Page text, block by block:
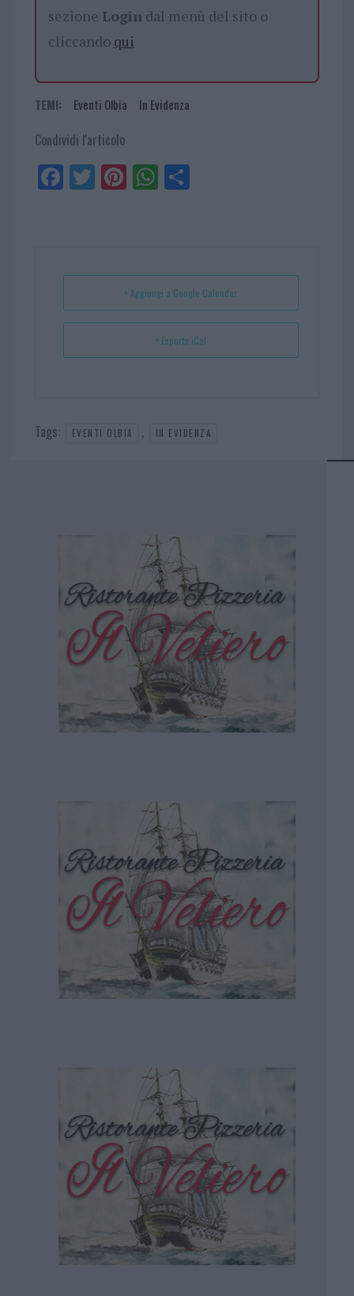
sezione Logindal menù del sito o
cliccando qui
TEMI: Eventi Olbia In Evidenza
Condividi l'articolo
Fa
ce
Tw
itt
Pi
nt
t
W
ha
p
Sh
+ Aggiungi a Google Calendar
+ Esporta iCal
Tags: EVENTI OLBIA , IN EVIDENZA